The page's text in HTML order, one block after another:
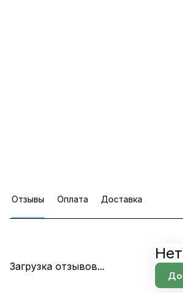
Отзывы Оплата Доставка
Загрузка отзывов...